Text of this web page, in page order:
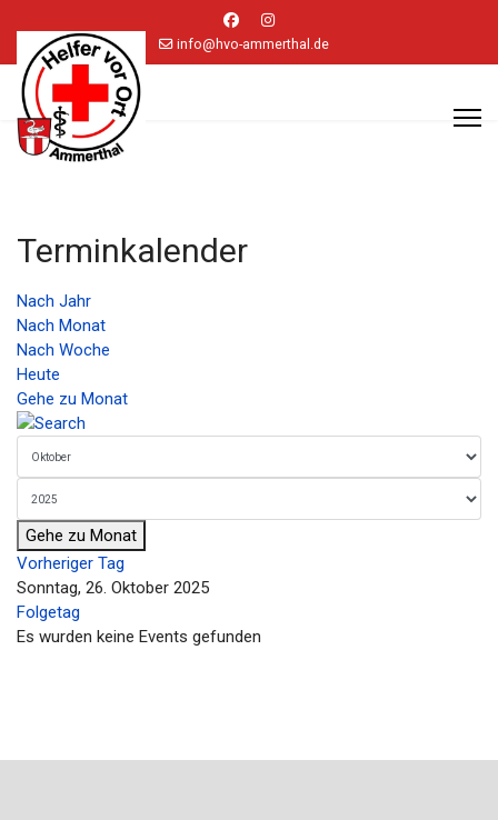
info@hvo-ammerthal.de
Terminkalender
Nach Jahr
Nach Monat
Nach Woche
Heute
Gehe zu Monat
Gehe zu Monat
Vorheriger Tag
Sonntag, 26. Oktober 2025
Folgetag
Es wurden keine Events gefunden